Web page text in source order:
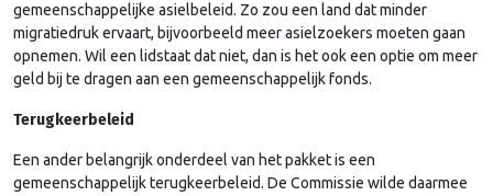
gemeenschappelijke asielbeleid. Zo zou een land dat minder
migratiedruk ervaart, bijvoorbeeld meer asielzoekers moeten gaan
opnemen. Wil een lidstaat dat niet, dan is het ook een optie om meer
geld bij te dragen aan een gemeenschappelijk fonds.
Terugkeerbeleid
Een ander belangrijk onderdeel van het pakket is een
gemeenschappelijk terugkeerbeleid. De Commissie wilde daarmee